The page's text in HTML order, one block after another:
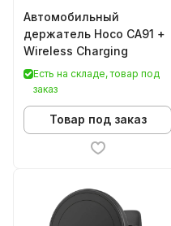
Автомобильный
держатель Hoco CA91 +
Wireless Charging
Есть на складе, товар под
заказ
Товар под заказ